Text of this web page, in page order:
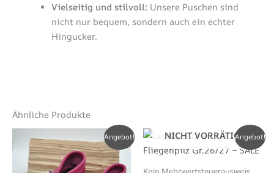
Vielseitig und stilvoll: Unsere Puschen sind
nicht nur bequem, sondern auch ein echter
Hingucker.
Ähnliche Produkte
Angebot!Dieses
Produkt
weist
Angebot!
NICHT VORRÄTIG